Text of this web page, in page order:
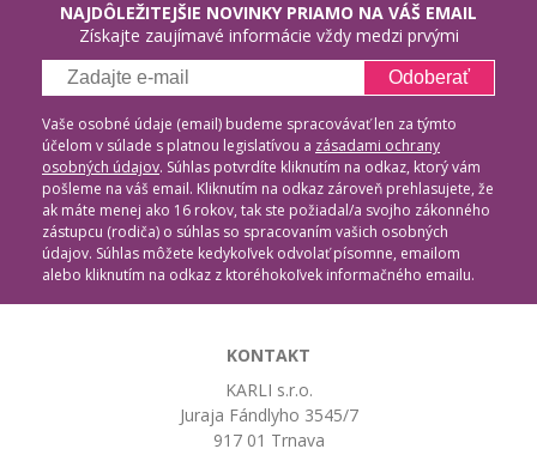
NAJDÔLEŽITEJŠIE NOVINKY PRIAMO NA VÁŠ EMAIL
Získajte zaujímavé informácie vždy medzi prvými
Odoberať
Vaše osobné údaje (email) budeme spracovávať len za týmto
účelom v súlade s platnou legislatívou a zásadami ochrany
osobných údajov. Súhlas potvrdíte kliknutím na odkaz, ktorý vám
pošleme na váš email. Kliknutím na odkaz zároveň prehlasujete, že
ak máte menej ako 16 rokov, tak ste požiadal/a svojho zákonného
zástupcu (rodiča) o súhlas so spracovaním vašich osobných
údajov. Súhlas môžete kedykoľvek odvolať písomne, emailom
alebo kliknutím na odkaz z ktoréhokoľvek informačného emailu.
KONTAKT
KARLI s.r.o.
Juraja Fándlyho 3545/7
917 01 Trnava